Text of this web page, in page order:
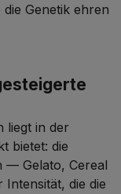
Genetik ehren
liegt in der
bietet: die
— Gelato, Cereal
die die